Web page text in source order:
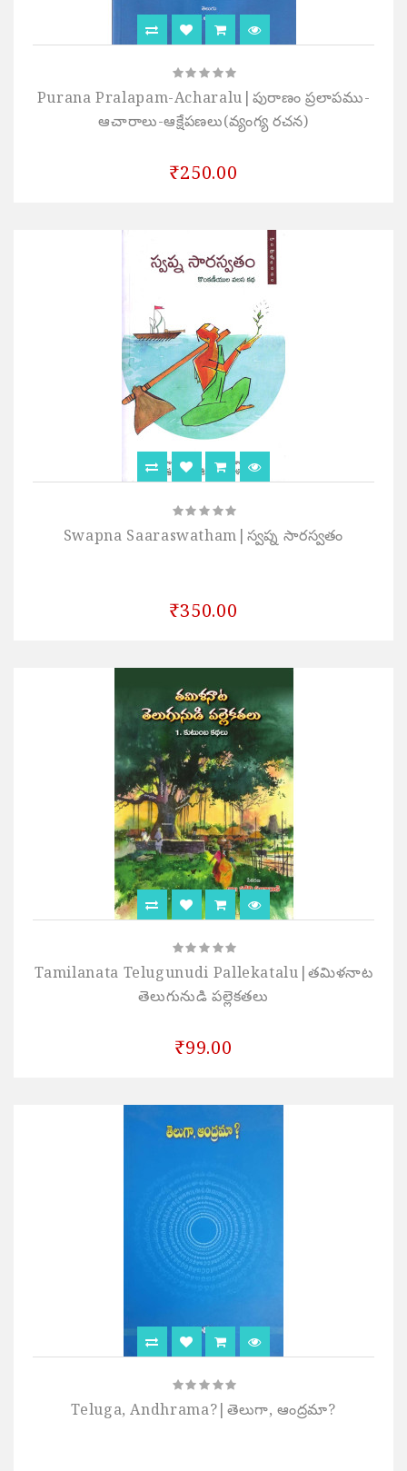
Purana Pralapam-Acharalu|పురాణం ప్రలాపము-
ఆచారాలు-ఆక్షేపణలు(వ్యంగ్య రచన)
₹250.00
Swapna Saaraswatham|స్వప్న సారస్వతం
₹350.00
Tamilanata Telugunudi Pallekatalu|తమిళనాట
తెలుగునుడి పల్లెకతలు
₹99.00
Teluga, Andhrama?|తెలుగా, ఆంద్రమా?